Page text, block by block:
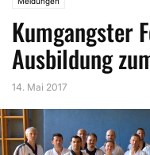
Kumgangster
Ausbildung
14. Mai 2017